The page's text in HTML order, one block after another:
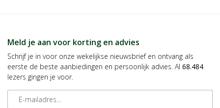
Meld je aan voor korting en advies
Schrijf je in voor onze wekelijkse nieuwsbrief en ontvang als
eerste de beste aanbiedingen en persoonlijk advies. Al 68.484
lezers gingen je voor.
E-mailadres